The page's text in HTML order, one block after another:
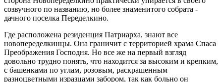
созвучного по названию, но более знаменитого собрата -
дачного поселка Переделкино.
Где расположена резиденция Патриарха, знают все
новопеределкинцы. Она граничит с территорией храма Спаса
Преображения Господня. Но все же на первый взгляд
довольно трудно понять, что находится за высоким и крепким,
с башенками по углам, розовым, раскрашенным
разноцветными изразцами забором, так как больно он